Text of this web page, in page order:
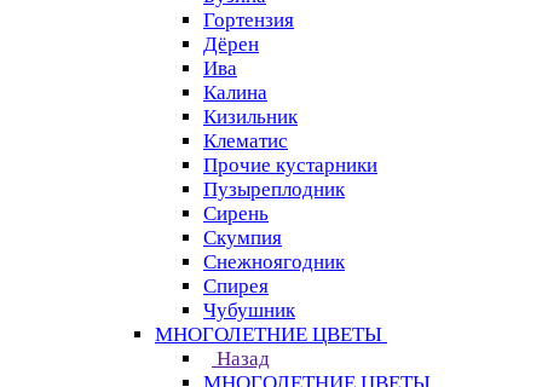
Гортензия
Дёрен
Ива
Калина
Кизильник
Клематис
Прочие кустарники
Пузыреплодник
Сирень
Скумпия
Снежноягодник
Спирея
Чубушник
МНОГОЛЕТНИЕ ЦВЕТЫ
Назад